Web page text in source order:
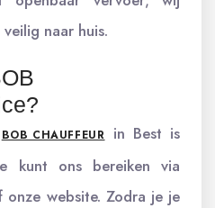
naar huis.
BOB CHAUFFEUR
in Best is
kunt ons bereiken via
website. Zodra je je